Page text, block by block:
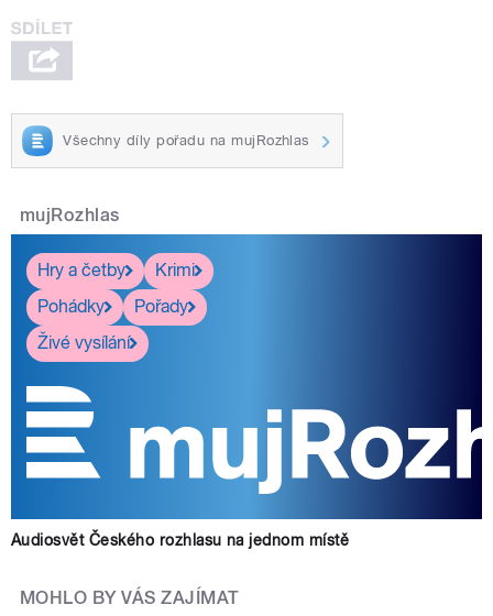
Všechny díly pořadu na mujRozhlas
mujRozhlas
Hry a četby
Krimi
Pohádky
Pořady
Živé vysílání
Audiosvět Českého rozhlasu na jednom místě
MOHLO BY VÁS ZAJÍMAT